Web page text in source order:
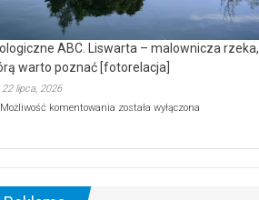
ABC. Liswarta – malownicza rzeka,
warto poznać [fotorelacja]
22 lipca, 2026
Możliwość komentowania Ekologiczne
–
malownicza
została wyłączona